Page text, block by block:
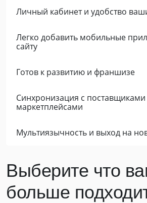
Личный кабинет и удобство
Легко добавить мобильные
сайту
Готов к развитию и франшизе
Cинхронизация с поставщиками
маркетплейсами
Мультиязычность и выход на
Выберите что
больше